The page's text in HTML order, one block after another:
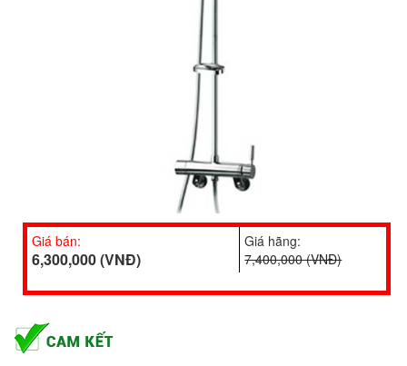
Giá bán:
6,300,000 (VNĐ)
Giá hãng:
7,400,000 (VNĐ)